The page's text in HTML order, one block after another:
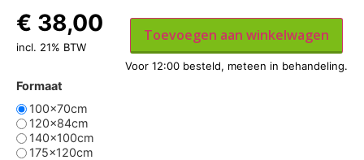
Formaat
100x70cm
120x84cm
140x100cm
175x120cm
€ 38,00
incl. 21% BTW
Toevoegen aan winkelwagen